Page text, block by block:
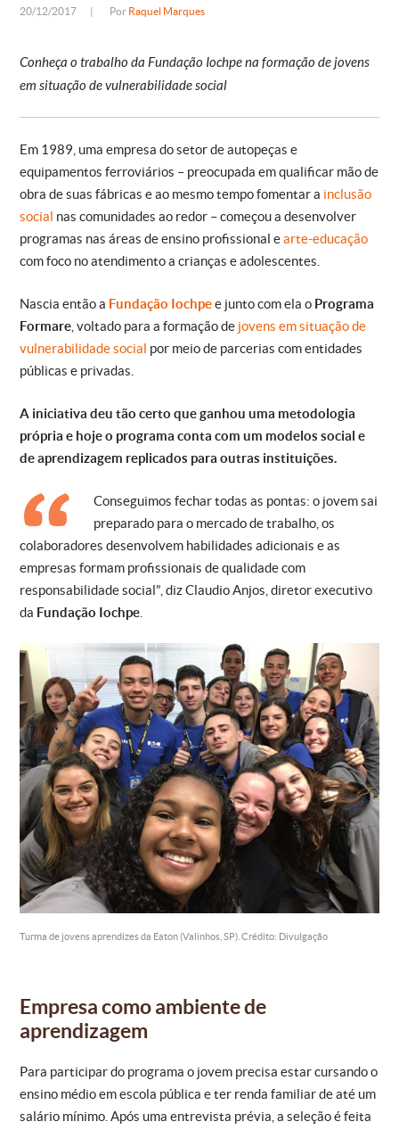
20/12/2017 Por Raquel Marques
Conheça o trabalho da Fundação Iochpe na formação de jovens
em situação de vulnerabilidade social
Em 1989, uma empresa do setor de autopeças e
equipamentos ferroviários – preocupada em qualificar mão de
obra de suas fábricas e ao mesmo tempo fomentar a inclusão
social nas comunidades ao redor – começou a desenvolver
programas nas áreas de ensino profissional earte-educação
com foco no atendimento a crianças e adolescentes.
Nascia então a Fundação Iochpee junto com ela o Programa
Formare , voltado para a formação de jovens em situação de
vulnerabilidade social por meio de parcerias com entidades
públicas e privadas.
A iniciativa deu tão certo que ganhou uma metodologia
própria e hoje o programa conta com um modelos social e
de aprendizagem replicados para outras instituições.
Conseguimos fechar todas as pontas: o jovem sai
preparado para o mercado de trabalho, os
colaboradores desenvolvem habilidades adicionais e as
empresas formam profissionais de qualidade com
responsabilidade social”, diz Claudio Anjos, diretor executivo
da Fundação Iochpe
Turma de jovens aprendizes da Eaton (Valinhos, SP). Crédito: Divulgação
Empresa como ambiente de
aprendizagem
Para participar do programa o jovem precisa estar cursando o
ensino médio em escola pública e ter renda familiar de até um
salário mínimo. Após uma entrevista prévia, a seleção é feita